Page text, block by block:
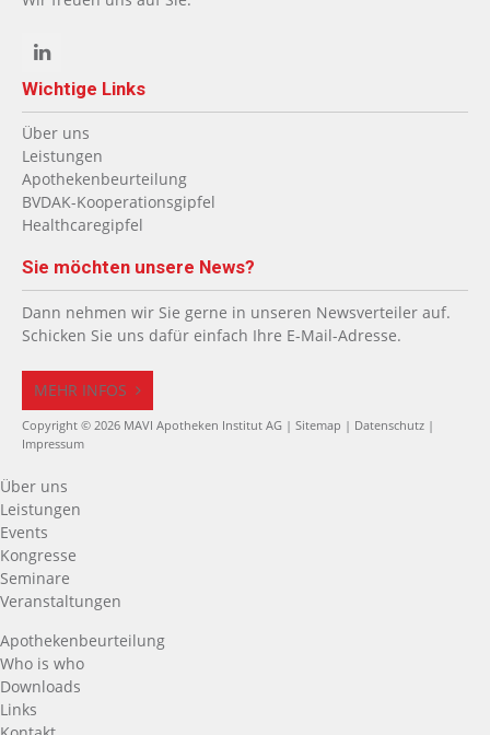
Wichtige Links
Über uns
Leistungen
Apothekenbeurteilung
BVDAK-Kooperationsgipfel
Healthcaregipfel
Sie möchten unsere News?
Dann nehmen wir Sie gerne in unseren Newsverteiler auf.
Schicken Sie uns dafür einfach Ihre E-Mail-Adresse.
MEHR INFOS
Copyright © 2026 MAVI Apotheken Institut AG | Sitemap | Datenschutz |
Impressum
Über uns
Leistungen
Events
Kongresse
Seminare
Veranstaltungen
Apothekenbeurteilung
Who is who
Downloads
Links